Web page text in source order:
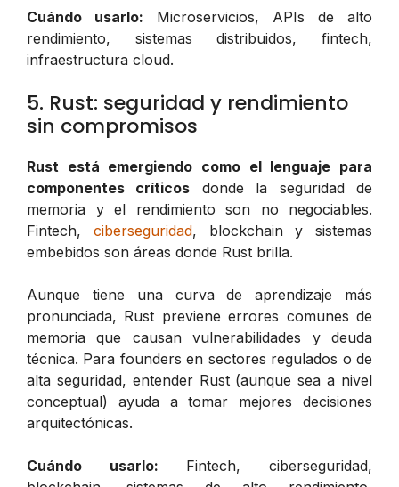
Cuándo usarlo: Microservicios, APIs de alto
rendimiento, sistemas distribuidos, fintech,
infraestructura cloud.
5. Rust: seguridad y rendimiento
sin compromisos
Rust está emergiendo como el lenguaje para
componentes críticos donde la seguridad de
memoria y el rendimiento son no negociables.
Fintech, ciberseguridad, blockchain y sistemas
embebidos son áreas donde Rust brilla.
Aunque tiene una curva de aprendizaje más
pronunciada, Rust previene errores comunes de
memoria que causan vulnerabilidades y deuda
técnica. Para founders en sectores regulados o de
alta seguridad, entender Rust (aunque sea a nivel
conceptual) ayuda a tomar mejores decisiones
arquitectónicas.
Cuándo usarlo: Fintech, ciberseguridad,